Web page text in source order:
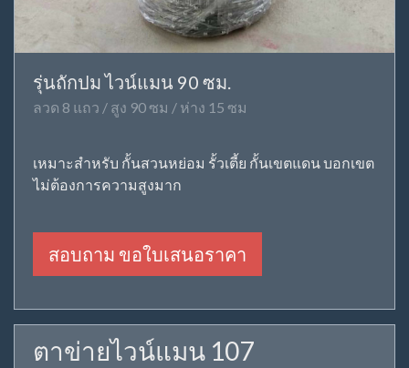
รุ่นถักปม ไวน์แมน 90 ซม.
ลวด 8 แถว / สูง 90 ซม / ห่าง 15 ซม
เหมาะสำหรับ กั้นสวนหย่อม รั้วเตี้ย กั้นเขตแดน บอกเขต
ไม่ต้องการความสูงมาก
สอบถาม ขอใบเสนอราคา
ตาข่ายไวน์แมน 107